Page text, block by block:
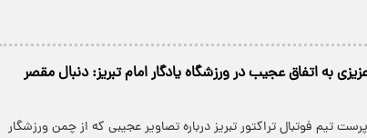
به اتفاق عجیب در ورزشگاه یادگار امام تبریز: دنبال مقصر
تیم فوتبال تراکتور تبریز درباره تصاویر عجیبی که از چمن ورزشگار